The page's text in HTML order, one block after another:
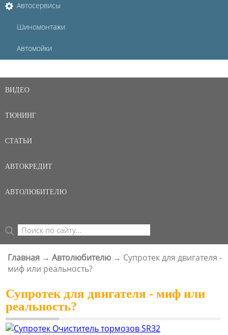
Автосервисы
Шиномонтажи
Автомойки
ВИДЕО
ТЮНИНГ
СТАТЬИ
АВТОКРЕДИТ
АВТОЛЮБИТЕЛЮ
ФОРМА ПОИСКА
Поиск
ВЫ ЗДЕСЬ
Главная → Автолюбителю → Супротек для двигателя -
миф или реальность?
Супротек для двигателя - миф или
реальность?